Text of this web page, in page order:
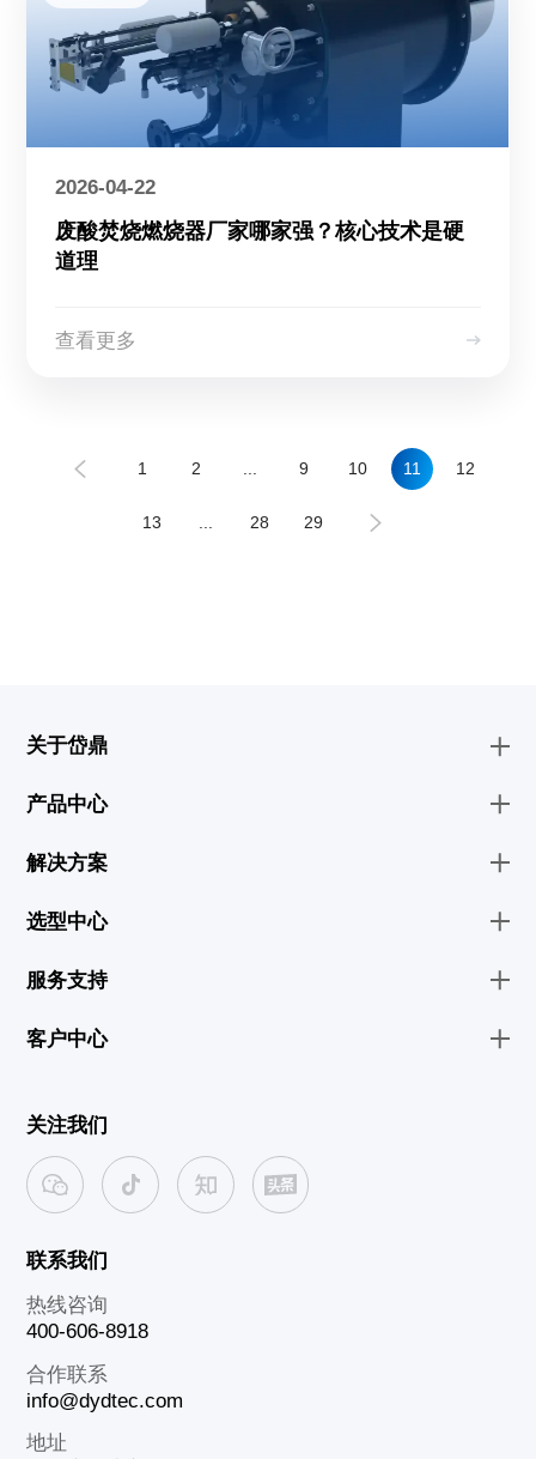
2026-04-22
废酸焚烧燃烧器厂家哪家强？核心技术是硬
道理
查看更多
1 2 ... 9 10 11 12
13 ... 28 29
关于岱鼎
产品中心
解决方案
选型中心
服务支持
客户中心
关注我们
联系我们
热线咨询
400-606-8918
合作联系
info@dydtec.com
地址